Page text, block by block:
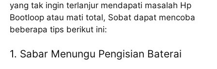
yang tak ingin terlanjur mendapati masalah Hp
Bootloop atau mati total, Sobat dapat mencoba
beberapa tips berikut ini:
1. Sabar Menungu Pengisian Baterai